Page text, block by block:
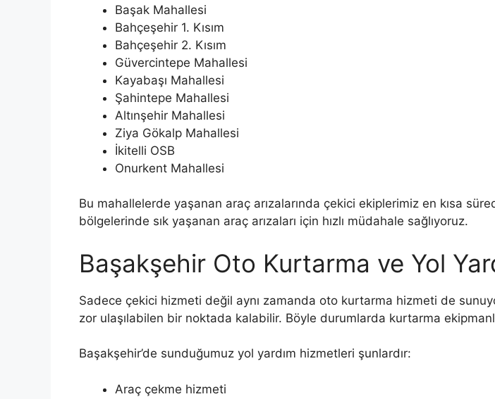
Başak Mahallesi
Bahçeşehir 1. Kısım
Bahçeşehir 2. Kısım
Güvercintepe Mahallesi
Kayabaşı Mahallesi
Şahintepe Mahallesi
Altınşehir Mahallesi
Ziya Gökalp Mahallesi
İkitelli OSB
Onurkent Mahallesi
Bu mahallelerde yaşanan araç arızalarında çekici ekiplerimiz en kısa
bölgelerinde sık yaşanan araç arızaları için hızlı müdahale sağlıyoruz.
Başakşehir Oto Kurtarma ve Yol
Sadece çekici hizmeti değil aynı zamanda oto kurtarma hizmeti de
zor ulaşılabilen bir noktada kalabilir. Böyle durumlarda kurtarma
Başakşehir’de sunduğumuz yol yardım hizmetleri şunlardır:
Araç çekme hizmeti